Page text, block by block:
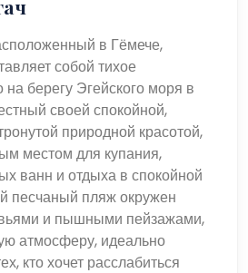
в Гёмече,
собой тихое
берегу Эгейского моря в
своей спокойной,
природной красотой,
местом для купания,
ванн и отдыха в спокойной
песчаный пляж окружен
и пышными пейзажами,
атмосферу, идеально
кто хочет расслабиться